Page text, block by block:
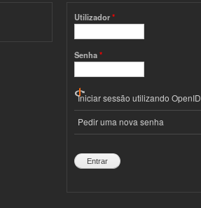
Utilizador*
Senha*
Iniciar sessão utilizando OpenID
Pedir uma nova senha